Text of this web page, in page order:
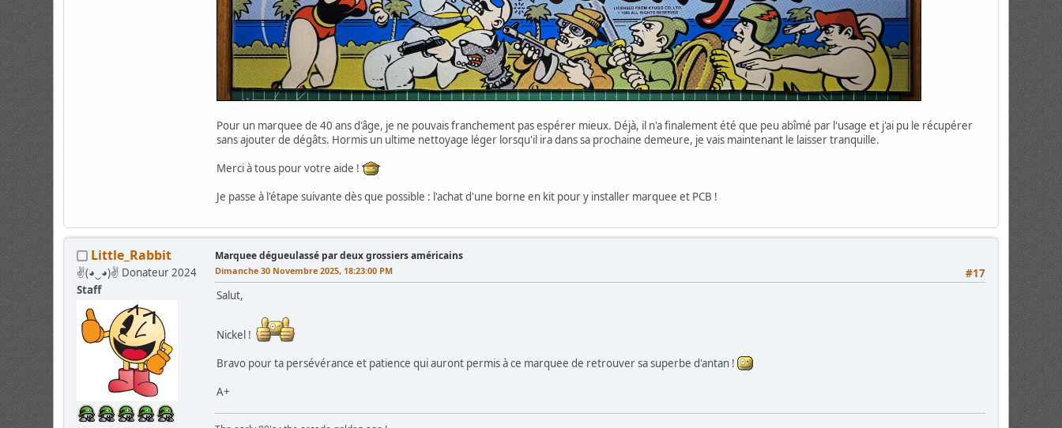
Pour un marquee de 40 ans d'âge, je ne pouvais franchement pas espérer mieux. Déjà, il n'a finalement été que peu abîmé par l'usage et j'ai pu le récupérer
sans ajouter de dégâts. Hormis un ultime nettoyage léger lorsqu'il ira dans sa prochaine demeure, je vais maintenant le laisser tranquille.
Merci à tous pour votre aide !
Je passe à l'étape suivante dès que possible : l'achat d'une borne en kit pour y installer marquee et PCB !
Little_Rabbit
✌(◕‿◕)✌ Donateur 2024
Staff
Marquee dégueulassé par deux grossiers américains
#17
Dimanche 30 Novembre 2025, 18:23:00 PM
Salut,
Nickel !
Bravo pour ta persévérance et patience qui auront permis à ce marquee de retrouver sa superbe d'antan !
A+